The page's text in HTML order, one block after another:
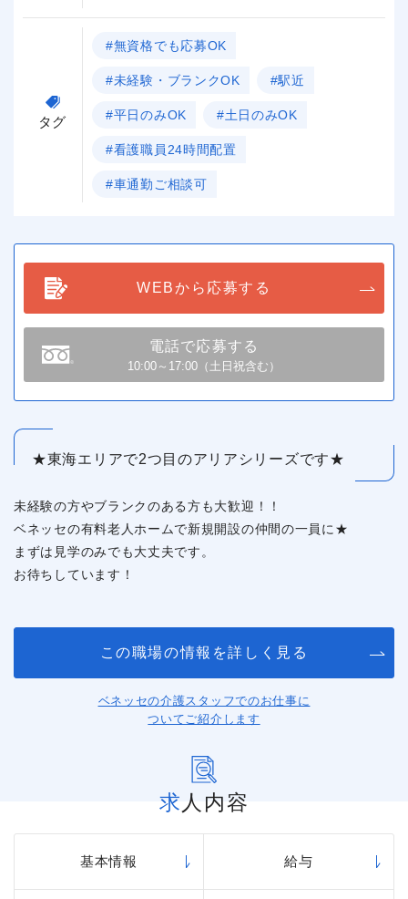
タグ
#無資格でも応募OK
#未経験・ブランクOK #駅近
#平日のみOK #土日のみOK
#看護職員24時間配置
#車通勤ご相談可
WEBから応募する
電話で応募する
10:00～17:00（土日祝含む）
★東海エリアで2つ目のアリアシリーズです★
未経験の方やブランクのある方も大歓迎！！
ベネッセの有料老人ホームで新規開設の仲間の一員に★
まずは見学のみでも大丈夫です。
お待ちしています！
この職場の情報を詳しく見る
ベネッセの介護スタッフでのお仕事に
ついてご紹介します
求人内容
基本情報 給与